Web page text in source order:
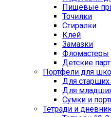
Пищевые
Точилки
Стиралки
Клей
Замазки
Фломастеры
Детские
Портфели для
Для старших
Для
Сумки и
Тетради и